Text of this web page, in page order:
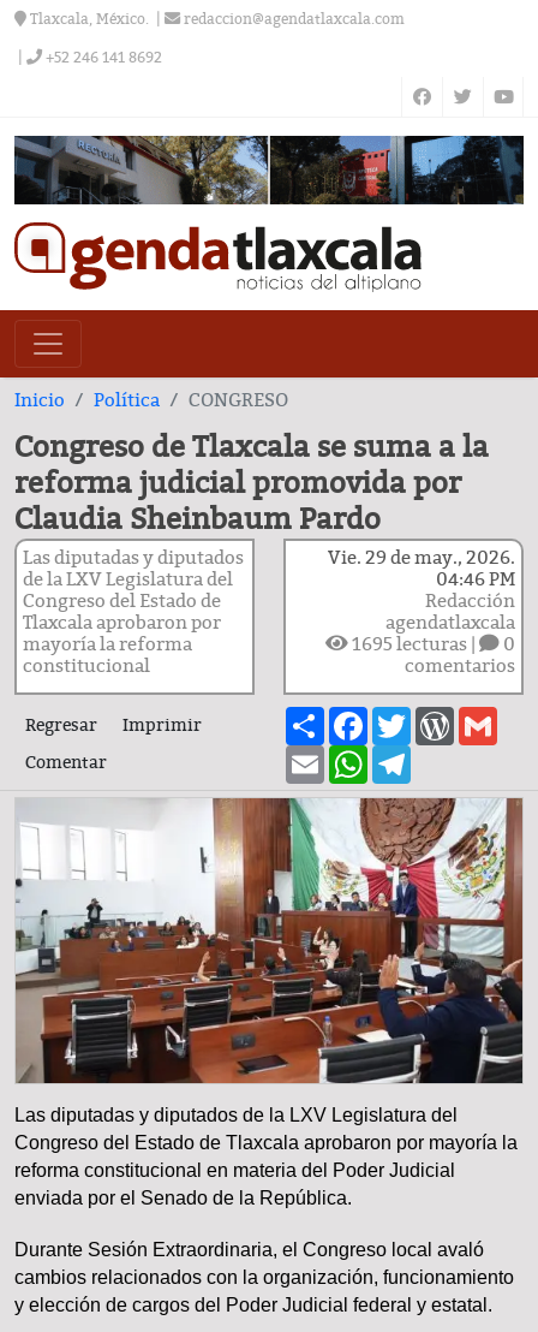
Tlaxcala, México. redaccion@agendatlaxcala.com
+52 246 141 8692
Inicio Política CONGRESO
Congreso de Tlaxcala se suma a la
reforma judicial promovida por
Claudia Sheinbaum Pardo
Las diputadas y diputados
de la LXV Legislatura del
Congreso del Estado de
Tlaxcala aprobaron por
mayoría la reforma
constitucional
Vie. 29 de may., 2026.
04:46 PM
Redacción
agendatlaxcala
1695 lecturas |
0
comentarios
Regresar
Imprimir
Comentar
ShareFacebook
Twitter
EmailWhatsApp
Las diputadas y diputados de la LXV Legislatura del
Congreso del Estado de Tlaxcala aprobaron por mayoría la
reforma constitucional en materia del Poder Judicial
enviada por el Senado de la República.
Durante Sesión Extraordinaria, el Congreso local avaló
cambios relacionados con la organización, funcionamiento
y elección de cargos del Poder Judicial federal y estatal.